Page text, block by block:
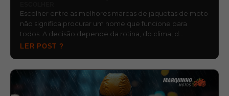
Escolher entre as melhores marcas de jaquetas de moto
não significa procurar um nome que funcione para
todos. A decisão depende da rotina, do clima, d…
LER POST ?